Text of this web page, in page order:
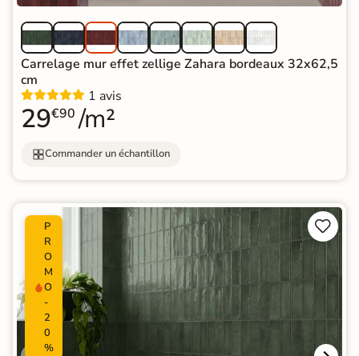
Carrelage mur effet zellige Zahara bordeaux 32x62,5
cm
1 avis
29€90 /m²
Commander un échantillon
P
R
O
M
O
-
2
0
%

